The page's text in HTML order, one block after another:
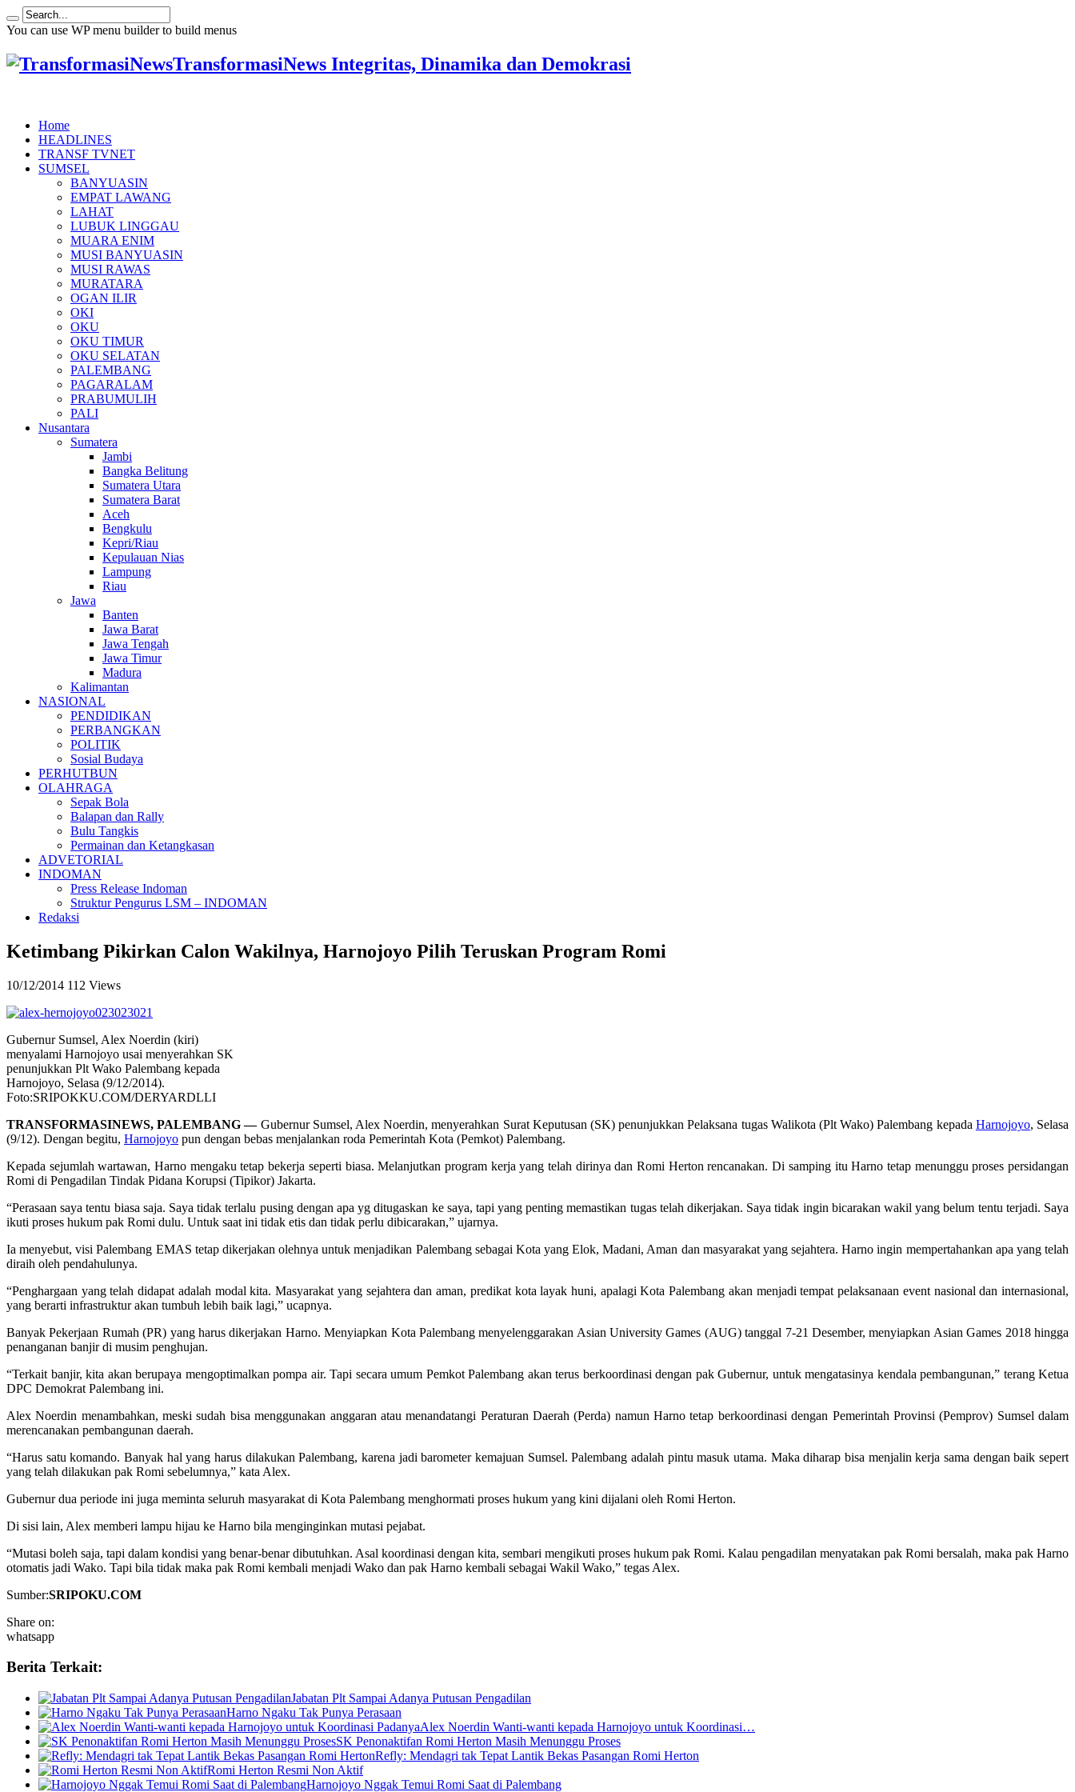
You can use WP menu builder to build menus
TransformasiNews Integritas, Dinamika dan Demokrasi
Home
HEADLINES
TRANSF TVNET
SUMSEL
BANYUASIN
EMPAT LAWANG
LAHAT
LUBUK LINGGAU
MUARA ENIM
MUSI BANYUASIN
MUSI RAWAS
MURATARA
OGAN ILIR
OKI
OKU
OKU TIMUR
OKU SELATAN
PALEMBANG
PAGARALAM
PRABUMULIH
PALI
Nusantara
Sumatera
Jambi
Bangka Belitung
Sumatera Utara
Sumatera Barat
Aceh
Bengkulu
Kepri/Riau
Kepulauan Nias
Lampung
Riau
Jawa
Banten
Jawa Barat
Jawa Tengah
Jawa Timur
Madura
Kalimantan
NASIONAL
PENDIDIKAN
PERBANGKAN
POLITIK
Sosial Budaya
PERHUTBUN
OLAHRAGA
Sepak Bola
Balapan dan Rally
Bulu Tangkis
Permainan dan Ketangkasan
ADVETORIAL
INDOMAN
Press Release Indoman
Struktur Pengurus LSM – INDOMAN
Redaksi
Ketimbang Pikirkan Calon Wakilnya, Harnojoyo Pilih Teruskan Program Romi
10/12/2014 112 Views
Gubernur Sumsel, Alex Noerdin (kiri)
menyalami Harnojoyo usai menyerahkan SK
penunjukkan Plt Wako Palembang kepada
Harnojoyo, Selasa (9/12/2014).
Foto:SRIPOKKU.COM/DERYARDLLI
TRANSFORMASINEWS, PALEMBANG —Gubernur Sumsel, Alex Noerdin, menyerahkan Surat Keputusan (SK) penunjukkan Pelaksana tugas Walikota (Plt Wako) Palembang kepada Harnojoyo, Selasa
(9/12). Dengan begitu, Harnojoyo pun dengan bebas menjalankan roda Pemerintah Kota (Pemkot) Palembang.
Kepada sejumlah wartawan, Harno mengaku tetap bekerja seperti biasa. Melanjutkan program kerja yang telah dirinya dan Romi Herton rencanakan. Di samping itu Harno tetap menunggu proses persidangan
Romi di Pengadilan Tindak Pidana Korupsi (Tipikor) Jakarta.
“Perasaan saya tentu biasa saja. Saya tidak terlalu pusing dengan apa yg ditugaskan ke saya, tapi yang penting memastikan tugas telah dikerjakan. Saya tidak ingin bicarakan wakil yang belum tentu terjadi. Saya
ikuti proses hukum pak Romi dulu. Untuk saat ini tidak etis dan tidak perlu dibicarakan,” ujarnya.
Ia menyebut, visi Palembang EMAS tetap dikerjakan olehnya untuk menjadikan Palembang sebagai Kota yang Elok, Madani, Aman dan masyarakat yang sejahtera. Harno ingin mempertahankan apa yang telah
diraih oleh pendahulunya.
“Penghargaan yang telah didapat adalah modal kita. Masyarakat yang sejahtera dan aman, predikat kota layak huni, apalagi Kota Palembang akan menjadi tempat pelaksanaan event nasional dan internasional,
yang berarti infrastruktur akan tumbuh lebih baik lagi,” ucapnya.
Banyak Pekerjaan Rumah (PR) yang harus dikerjakan Harno. Menyiapkan Kota Palembang menyelenggarakan Asian University Games (AUG) tanggal 7-21 Desember, menyiapkan Asian Games 2018 hingga
penanganan banjir di musim penghujan.
“Terkait banjir, kita akan berupaya mengoptimalkan pompa air. Tapi secara umum Pemkot Palembang akan terus berkoordinasi dengan pak Gubernur, untuk mengatasinya kendala pembangunan,” terang Ketua
DPC Demokrat Palembang ini.
Alex Noerdin menambahkan, meski sudah bisa menggunakan anggaran atau menandatangi Peraturan Daerah (Perda) namun Harno tetap berkoordinasi dengan Pemerintah Provinsi (Pemprov) Sumsel dalam
merencanakan pembangunan daerah.
“Harus satu komando. Banyak hal yang harus dilakukan Palembang, karena jadi barometer kemajuan Sumsel. Palembang adalah pintu masuk utama. Maka diharap bisa menjalin kerja sama dengan baik sepert
yang telah dilakukan pak Romi sebelumnya,” kata Alex.
Gubernur dua periode ini juga meminta seluruh masyarakat di Kota Palembang menghormati proses hukum yang kini dijalani oleh Romi Herton.
Di sisi lain, Alex memberi lampu hijau ke Harno bila menginginkan mutasi pejabat.
“Mutasi boleh saja, tapi dalam kondisi yang benar-benar dibutuhkan. Asal koordinasi dengan kita, sembari mengikuti proses hukum pak Romi. Kalau pengadilan menyatakan pak Romi bersalah, maka pak Harno
otomatis jadi Wako. Tapi bila tidak maka pak Romi kembali menjadi Wako dan pak Harno kembali sebagai Wakil Wako,” tegas Alex.
Sumber:SRIPOKU.COM
Share on:
whatsapp
Berita Terkait:
Jabatan Plt Sampai Adanya Putusan Pengadilan
Harno Ngaku Tak Punya Perasaan
Alex Noerdin Wanti-wanti kepada Harnojoyo untuk Koordinasi…
SK Penonaktifan Romi Herton Masih Menunggu Proses
Refly: Mendagri tak Tepat Lantik Bekas Pasangan Romi Herton
Romi Herton Resmi Non Aktif
Harnojoyo Nggak Temui Romi Saat di Palembang